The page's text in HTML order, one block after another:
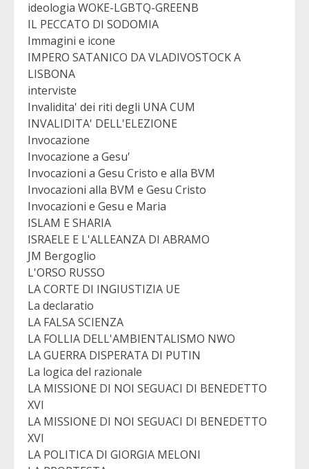
ideologia WOKE-LGBTQ-GREENB
IL PECCATO DI SODOMIA
Immagini e icone
IMPERO SATANICO DA VLADIVOSTOCK A
LISBONA
interviste
Invalidita' dei riti degli UNA CUM
INVALIDITA' DELL'ELEZIONE
Invocazione
Invocazione a Gesu'
Invocazioni a Gesu Cristo e alla BVM
Invocazioni alla BVM e Gesu Cristo
Invocazioni e Gesu e Maria
ISLAM E SHARIA
ISRAELE E L'ALLEANZA DI ABRAMO
JM Bergoglio
L'ORSO RUSSO
LA CORTE DI INGIUSTIZIA UE
La declaratio
LA FALSA SCIENZA
LA FOLLIA DELL'AMBIENTALISMO NWO
LA GUERRA DISPERATA DI PUTIN
La logica del razionale
LA MISSIONE DI NOI SEGUACI DI BENEDETTO
XVI
LA MISSIONE DI NOI SEGUACI DI BENEDETTO
XVI
LA POLITICA DI GIORGIA MELONI